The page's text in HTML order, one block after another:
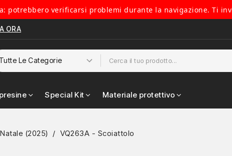
potrebbero verificarsi problemi durante la navigazione. Ti
ORA
Special Kit Materiale protettivo
Natale (2025) VQ263A - Scoiattolo